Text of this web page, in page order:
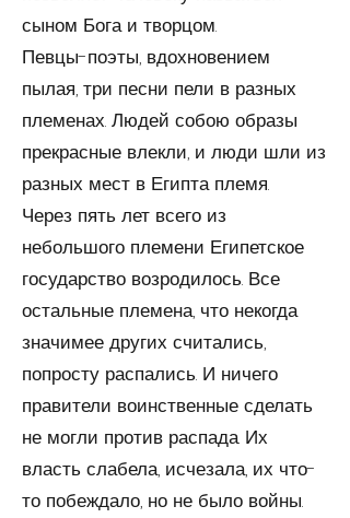
сыном Бога и творцом.
Певцы-поэты, вдохновением
пылая, три песни пели в разных
племенах. Людей собою образы
прекрасные влек­ли, и люди шли из
разных мест в Египта племя.
Через пять лет всего из
небольшого племени Египет­ское
государство возродилось. Все
остальные племена, что некогда
значимее других считались,
попросту распались. И ничего
правители воинственные сделать
не могли про­тив распада. Их
власть слабела, исчезала, их что-
то по­беждало, но не было войны.